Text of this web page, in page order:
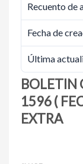
Recuento de
Fecha de
Última
BOLETIN
1596 (
EXTRA